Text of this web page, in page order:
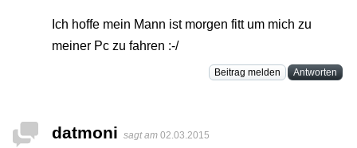
Ich hoffe mein Mann ist morgen fitt um mich zu
meiner Pc zu fahren :-/
Beitrag melden Antworten
datmoni sagt am 02.03.2015